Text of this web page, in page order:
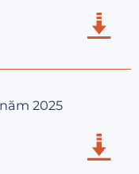
2025